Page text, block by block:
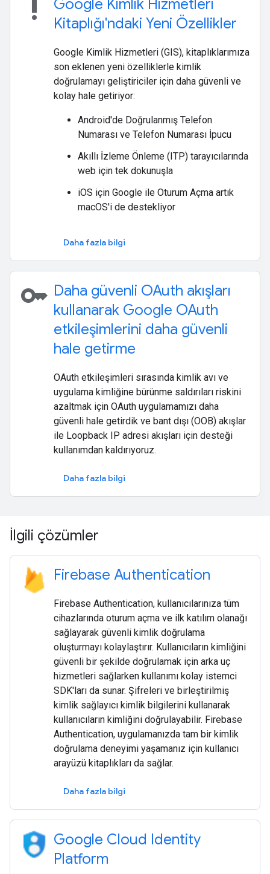
priority_high
Google Kimlik Hizmetleri
Kitaplığı'ndaki Yeni Özellikler
Google Kimlik Hizmetleri (GIS), kitaplıklarımıza
son eklenen yeni özelliklerle kimlik
doğrulamayı geliştiriciler için daha güvenli ve
kolay hale getiriyor:
Android'de Doğrulanmış Telefon
Numarası ve Telefon Numarası İpucu
Akıllı İzleme Önleme (ITP) tarayıcılarında
web için tek dokunuşla
iOS için Google ile Oturum Açma artık
macOS'i de destekliyor
Daha fazla bilgi
key Daha güvenli OAuth akışları
kullanarak Google OAuth
etkileşimlerini daha güvenli
hale getirme
OAuth etkileşimleri sırasında kimlik avı ve
uygulama kimliğine bürünme saldırıları riskini
azaltmak için OAuth uygulamamızı daha
güvenli hale getirdik ve bant dışı (OOB) akışlar
ile Loopback IP adresi akışları için desteği
kullanımdan kaldırıyoruz.
Daha fazla bilgi
İlgili çözümler
Firebase Authentication
Firebase Authentication, kullanıcılarınıza tüm
cihazlarında oturum açma ve ilk katılım olanağı
sağlayarak güvenli kimlik doğrulama
oluşturmayı kolaylaştırır. Kullanıcıların kimliğini
güvenli bir şekilde doğrulamak için arka uç
hizmetleri sağlarken kullanımı kolay istemci
SDK'ları da sunar. Şifreleri ve birleştirilmiş
kimlik sağlayıcı kimlik bilgilerini kullanarak
kullanıcıların kimliğini doğrulayabilir. Firebase
Authentication, uygulamanızda tam bir kimlik
doğrulama deneyimi yaşamanız için kullanıcı
arayüzü kitaplıkları da sağlar.
Daha fazla bilgi
Google Cloud Identity
Platform